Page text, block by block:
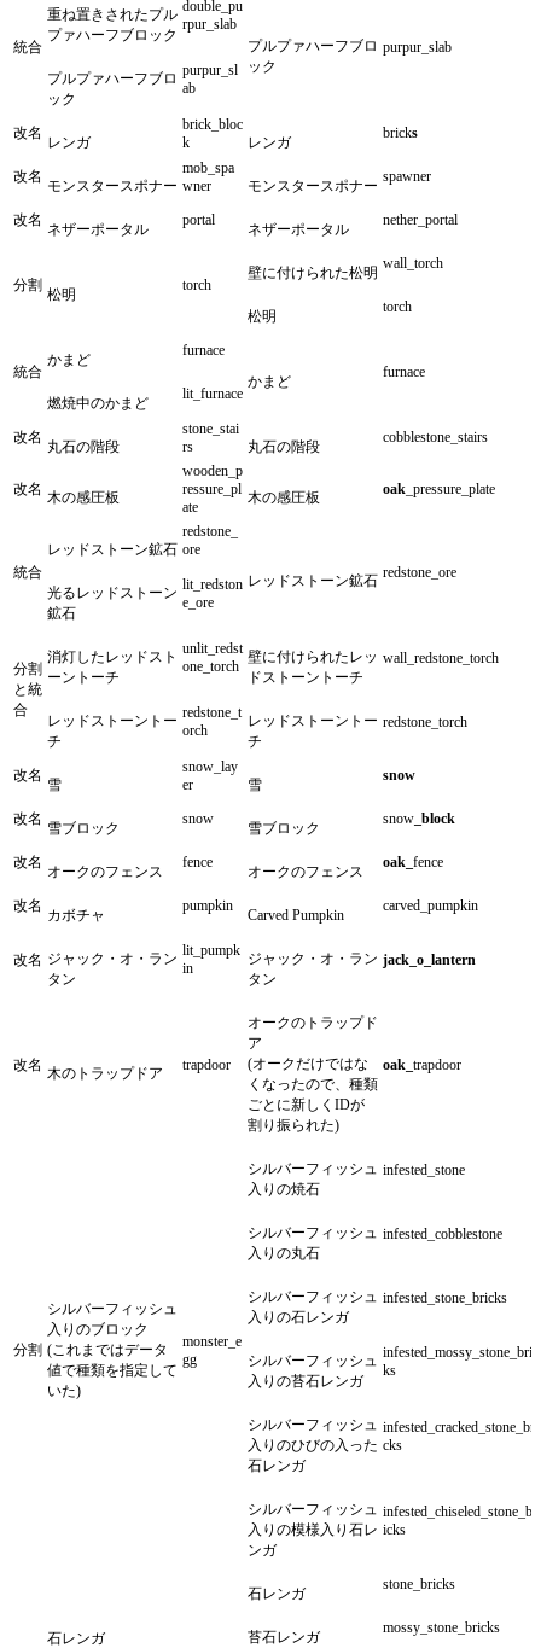
統合
重ね置きされたプル
プァハーフブロック
double_pu
rpur_slab
プルプァハーフブロ
ック
purpur_slab
プルプァハーフブロ
ック
purpur_sl
ab
改名
レンガ
brick_bloc
k
レンガ
bricks
改名
モンスタースポナー
mob_spa
wner
モンスタースポナー
spawner
改名
ネザーポータル
portal
ネザーポータル
nether_portal
分割
松明
torch
壁に付けられた松明
wall_torch
松明
torch
統合
かまど
furnace
かまど
furnace
燃焼中のかまど
lit_furnace
改名
丸石の階段
stone_stai
rs
丸石の階段
cobblestone_stairs
改名 木の感圧板
wooden_p
ressure_pl
ate
木の感圧板 oak _pressure_plate
統合
レッドストーン鉱石
redstone_
ore
レッドストーン鉱石 redstone_ore
光るレッドストーン
鉱石
lit_redston
e_ore
分割
と統
合
消灯したレッドスト
ーントーチ
unlit_redst
one_torch
壁に付けられたレッ
ドストーントーチ
wall_redstone_torch
レッドストーントー
チ
redstone_t
orch
レッドストーントー
チ
redstone_torch
改名
雪
snow_lay
er
雪
snow
改名
雪ブロック
snow
雪ブロック
snow _block
改名
オークのフェンス
fence
オークのフェンス
oak_ fence
改名
カボチャ
pumpkin
Carved Pumpkin
carved_pumpkin
改名 ジャック・オ・ラン
タン
lit_pumpk
in
ジャック・オ・ラン
タン
jack_o_lantern
改名 木のトラップドア trapdoor
オークのトラップド
ア
(オークだけではな
くなったので、種類
ごとに新しくIDが
割り振られた)
oak_ trapdoor
分割
シルバーフィッシュ
入りのブロック
(これまではデータ
値で種類を指定して
いた)
monster_e
gg
シルバーフィッシュ
入りの焼石
infested_stone
シルバーフィッシュ
入りの丸石
infested_cobblestone
シルバーフィッシュ
入りの石レンガ
infested_stone_bricks
シルバーフィッシュ
入りの苔石レンガ
infested_mossy_stone_bric
ks
シルバーフィッシュ
入りのひびの入った
石レンガ
infested_cracked_stone_bri
cks
シルバーフィッシュ
入りの模様入り石レ
ンガ
infested_chiseled_stone_br
icks
石レンガ
石レンガ
stone_bricks
苔石レンガ
mossy_stone_bricks